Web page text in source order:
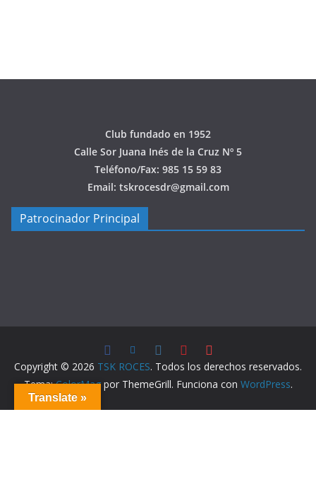
Club fundado en 1952
Calle Sor Juana Inés de la Cruz Nº 5
Teléfono/Fax: 985 15 59 83
Email: tskrocesdr@gmail.com
Patrocinador Principal
Copyright © 2026 TSK ROCES. Todos los derechos reservados.
Tema:ColorMagpor ThemeGrill. Funciona con WordPress.
Translate »